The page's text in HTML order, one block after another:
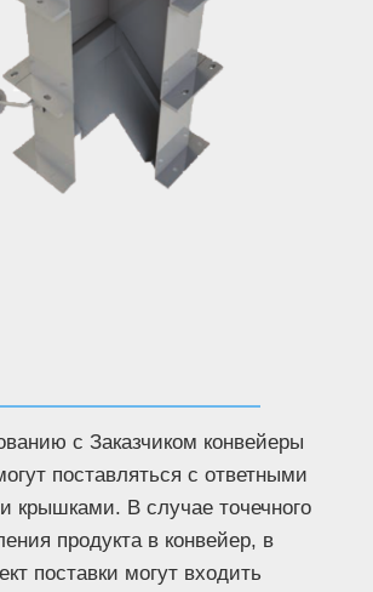
с Заказчиком конвейеры
поставляться с ответными
крышками. В случае точечного
продукта в конвейер, в
поставки могут входить